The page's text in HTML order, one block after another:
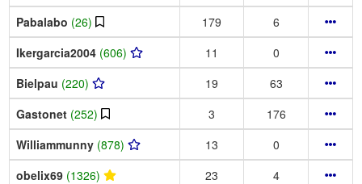
Pabalabo (26) 179
6
Ikergarcia2004 (606) 11
0
Bielpau (220) 19
63
Gastonet (252) 3
176
Williammunny (878) 13
0
obelix69 (1326) 23
4